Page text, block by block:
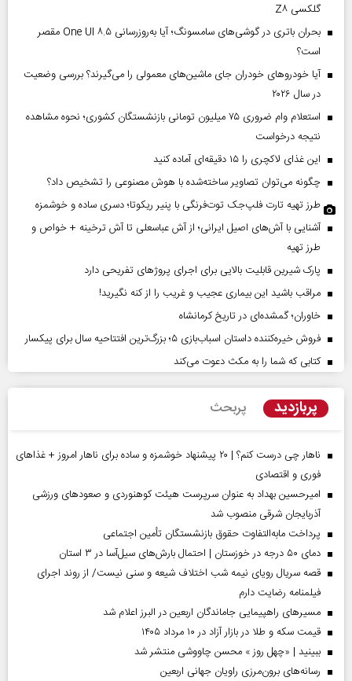
گلکسی Z۸
بحران باتری در گوشی‌های سامسونگ؛ آیا به‌روزرسانی One UI ۸.۵ مقصر
است؟
آیا خودروهای خودران جای ماشین‌های معمولی را می‌گیرند؟ بررسی وضعیت
در سال ۲۰۲۶
استعلام وام ضروری ۷۵ میلیون تومانی بازنشستگان کشوری؛ نحوه مشاهده
نتیجه درخواست
این غذای لاکچری را ۱۵ دقیقه‌ای آماده کنید
چگونه می‌توان تصاویر ساخته‌شده با هوش مصنوعی را تشخیص داد؟
طرز تهیه تارت فلپ‌جک توت‌فرنگی با پنیر ریکوتا؛ دسری ساده و خوشمزه
آشنایی با آش‌های اصیل ایرانی؛ از آش عباسعلی تا آش ترخینه + خواص و
طرز تهیه
پارک شیرین قابلیت‌ بالایی برای اجرای پروژهای تفریحی دارد
مراقب باشید این بیماری عجیب و غریب را از کنه نگیرید!
خاوران؛ گمشده‌ای در تاریخ کرمانشاه
فروش خیره‌کننده داستان اسباب‌بازی ۵؛ بزرگ‌ترین افتتاحیه سال برای پیکسار
کتابی که شما را به مکث دعوت می‌کند
پربازدید پربحث
ناهار چی درست کنم؟ | ۲۰ پیشنهاد خوشمزه و ساده برای ناهار امروز + غذاهای
فوری و اقتصادی
امیرحسین بهداد به عنوان سرپرست هیئت کوهنوردی و صعودهای ورزشی
آذربایجان شرقی منصوب شد
پرداخت مابه‌التفاوت حقوق بازنشستگان تأمین اجتماعی
دمای ۵۰ درجه در خوزستان | احتمال بارش‌های سیل‌آسا در ۳ استان
قصه سریال رویای نیمه شب اختلاف شیعه و سنی نیست/ از روند اجرای
فیلمنامه رضایت دارم
مسیر‌های راهپیمایی جاماندگان اربعین در البرز اعلام شد
قیمت سکه و طلا در بازار آزاد در ۱۰ مرداد ۱۴۰۵
ببینید | «چهل روز » محسن چاووشی منتشر شد
رسانه‌های برون‌مرزی راویان جهانی اربعین